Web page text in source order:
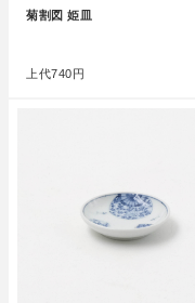
菊割図 姫皿
上代740円